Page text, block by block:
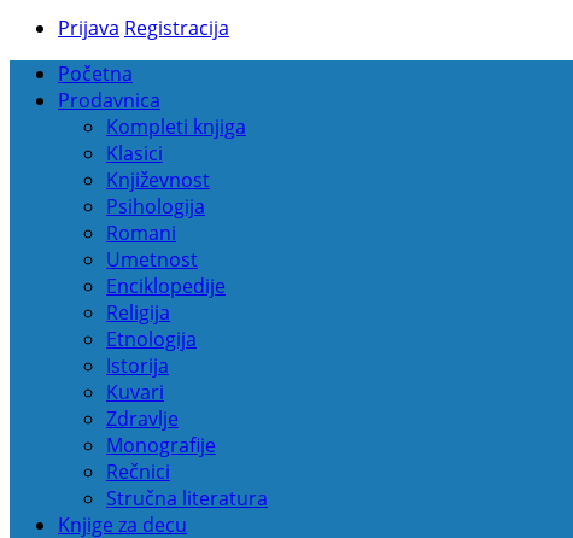
Prijava Registracija
Početna
Prodavnica
Kompleti knjiga
Klasici
Književnost
Psihologija
Romani
Umetnost
Enciklopedije
Religija
Etnologija
Istorija
Kuvari
Zdravlje
Monografije
Rečnici
Stručna literatura
Knjige za decu